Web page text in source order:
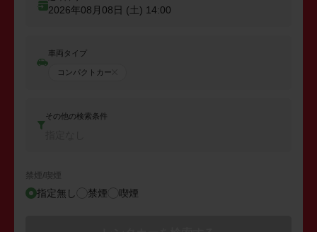
2026年08月08日 (土) 14:00
車両タイプ
コンパクトカー
その他の検索条件
禁煙/喫煙
指定無し 禁煙 喫煙